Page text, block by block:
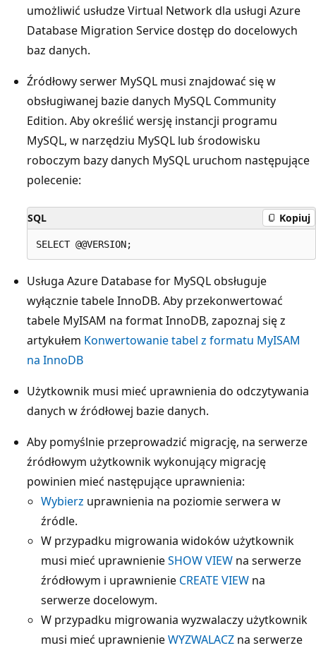
umożliwić usłudze Virtual Network dla usługi Azure
Database Migration Service dostęp do docelowych
baz danych.
Źródłowy serwer MySQL musi znajdować się w
obsługiwanej bazie danych MySQL Community
Edition. Aby określić wersję instancji programu
MySQL, w narzędziu MySQL lub środowisku
roboczym bazy danych MySQL uruchom następujące
polecenie:
SQL Kopiuj
Usługa Azure Database for MySQL obsługuje
wyłącznie tabele InnoDB. Aby przekonwertować
tabele MyISAM na format InnoDB, zapoznaj się z
artykułem Konwertowanie tabel z formatu MyISAM
na InnoDB
Użytkownik musi mieć uprawnienia do odczytywania
danych w źródłowej bazie danych.
Aby pomyślnie przeprowadzić migrację, na serwerze
źródłowym użytkownik wykonujący migrację
powinien mieć następujące uprawnienia:
Wybierz uprawnienia na poziomie serwera w
źródle.
W przypadku migrowania widoków użytkownik
musi mieć uprawnienieSHOW VIEW na serwerze
źródłowym i uprawnienie CREATE VIEW na
serwerze docelowym.
W przypadku migrowania wyzwalaczy użytkownik
musi mieć uprawnienieWYZWALACZ na serwerze